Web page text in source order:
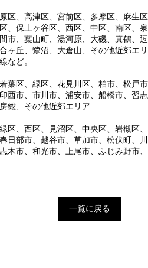
区、高津区、宮前区、多摩区、麻生
、保土ヶ谷区、西区、中区、南区、
市、葉山町、湯河原、大磯、真鶴、
ヶ丘、鷺沼、大倉山、その他近郊エ
など。
葉区、緑区、花見川区、柏市、松戸
西市、市川市、浦安市、船橋市、習
総、その他近郊エリア
区、西区、見沼区、中央区、岩槻区
日部市、越谷市、草加市、松伏町、
木市、和光市、上尾市、ふじみ野市
一覧に戻る